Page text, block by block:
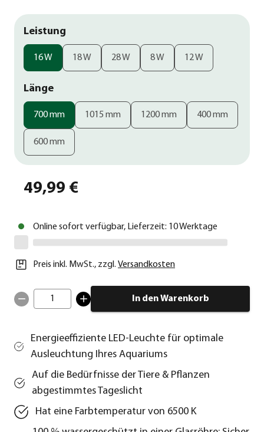
Leistung
16 W 18 W 28 W 8 W 12 W
Länge
700 mm 1015 mm 1200 mm 400 mm
600 mm
49,99 €
Online sofort verfügbar, Lieferzeit: 10 Werktage
Preis inkl. MwSt., zzgl. Versandkosten
1 In den Warenkorb
Energieeffiziente LED-Leuchte für optimale
Ausleuchtung Ihres Aquariums
Auf die Bedürfnisse der Tiere & Pflanzen
abgestimmtes Tageslicht
Hat eine Farbtemperatur von 6500 K